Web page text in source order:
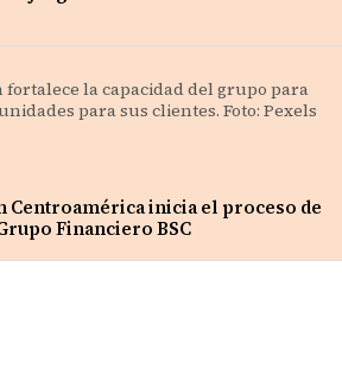
Centroamérica inicia el proceso de
Financiero BSC